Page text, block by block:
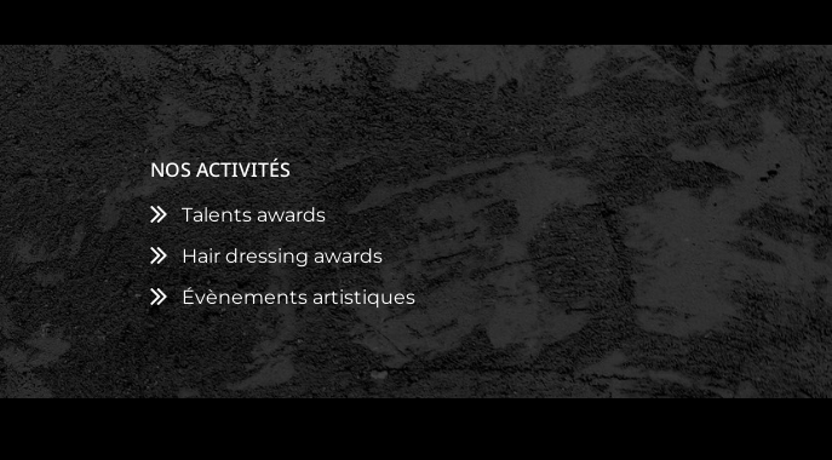
NOS ACTIVITÉS
Talents awards
Hair dressing awards
Évènements artistiques